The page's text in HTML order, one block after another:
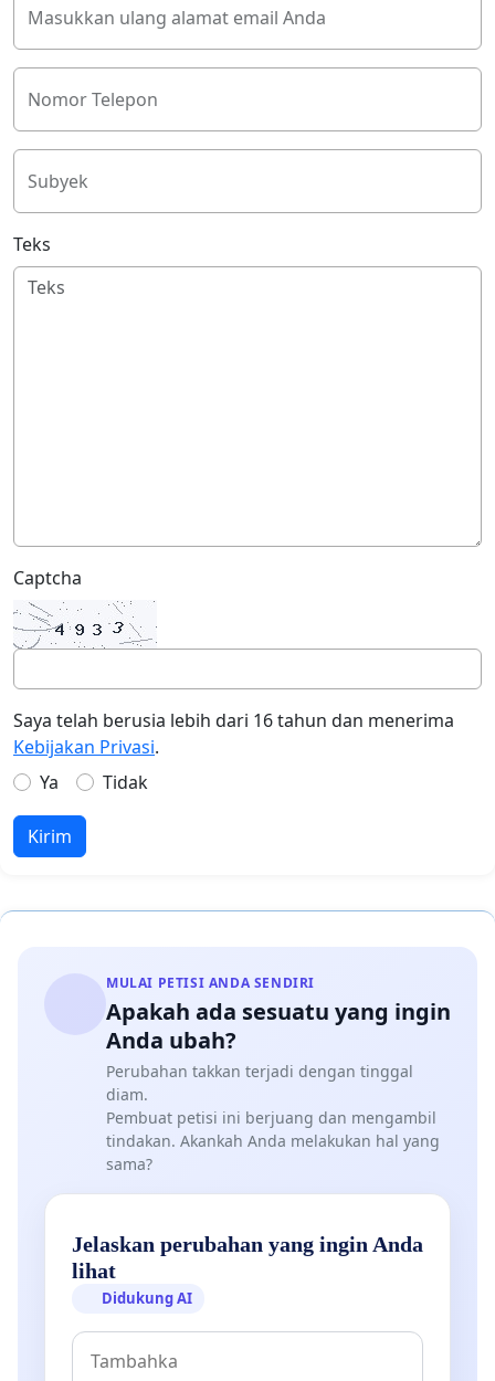
Masukkan ulang alamat email Anda
Nomor Telepon
Subyek
Teks
Captcha
Saya telah berusia lebih dari 16 tahun dan menerima
Kebijakan Privasi.
Ya
Tidak
Kirim
MULAI PETISI ANDA SENDIRI
Apakah ada sesuatu yang ingin
Anda ubah?
Perubahan takkan terjadi dengan tinggal
diam.
Pembuat petisi ini berjuang dan mengambil
tindakan. Akankah Anda melakukan hal yang
sama?
Jelaskan perubahan yang ingin Anda
lihat
Didukung AI